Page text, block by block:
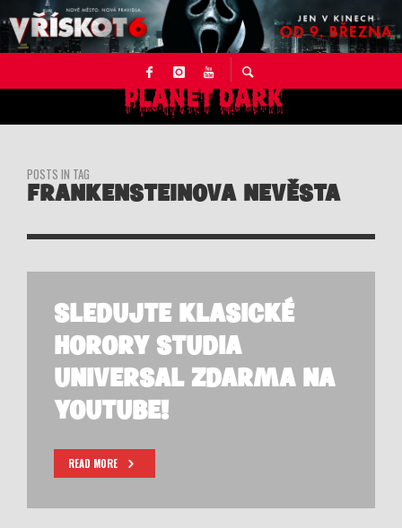
POSTS IN TAG
FRANKENSTEINOVA NEVĚSTA
SLEDUJTE KLASICKÉ
HORORY STUDIA
UNIVERSAL ZDARMA NA
YOUTUBE!
READ MORE